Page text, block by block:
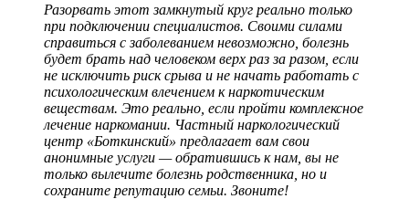
Разорвать этот замкнутый круг реально только
при подключении специалистов. Своими силами
справиться с заболеванием невозможно, болезнь
будет брать над человеком верх раз за разом, если
не исключить риск срыва и не начать работать с
психологическим влечением к наркотическим
веществам. Это реально, если пройти комплексное
лечение наркомании. Частный наркологический
центр «Боткинский» предлагает вам свои
анонимные услуги — обратившись к нам, вы не
только вылечите болезнь родственника, но и
сохраните репутацию семьи. Звоните!